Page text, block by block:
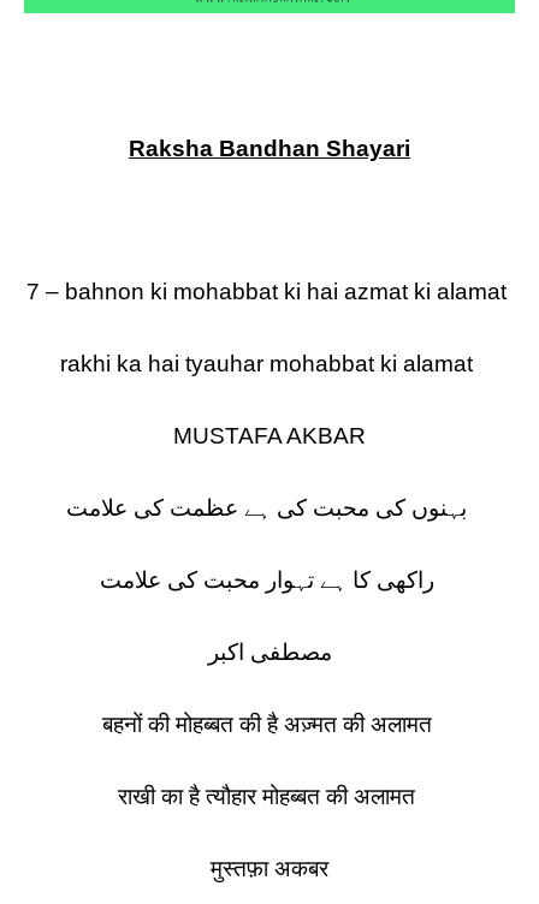
Raksha Bandhan Shayari
7 – bahnon ki mohabbat ki hai azmat ki alamat
rakhi ka hai tyauhar mohabbat ki alamat
MUSTAFA AKBAR
مصطفی اکبر
बहनों की मोहब्बत की है अज़्मत की अलामत
राखी का है त्यौहार मोहब्बत की अलामत
मुस्तफ़ा अकबर